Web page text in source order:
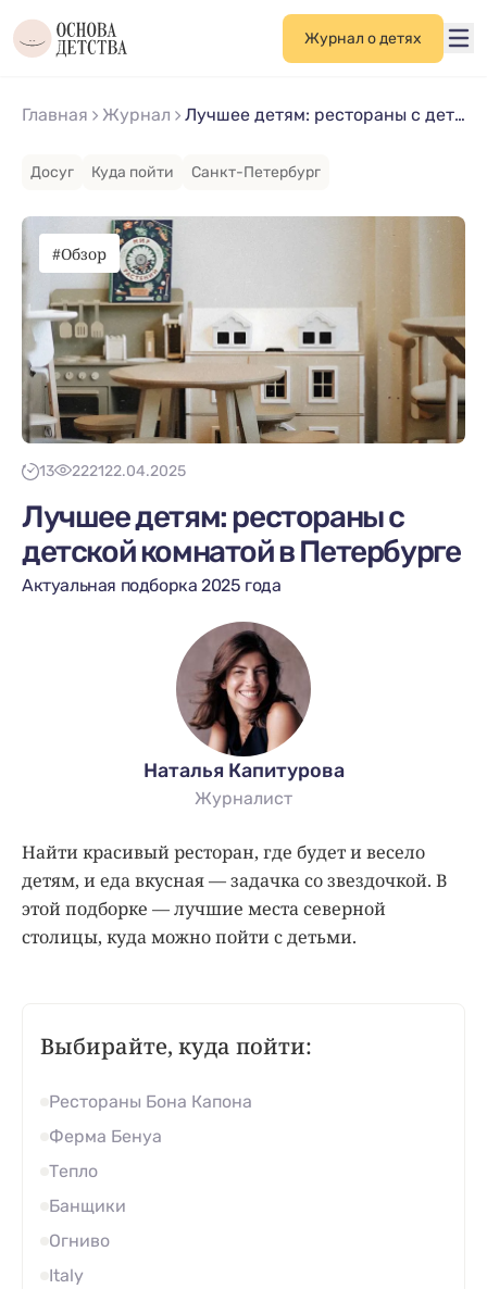
Журнал о детях
Главная Журнал Лучшее детям: рестораны с детской комнатой в Петербурге
Досуг Куда пойти Санкт-Петербург
#Обзор
13 222122.04.2025
Лучшее детям: рестораны с
детской комнатой в Петербурге
Актуальная подборка 2025 года
Наталья Капитурова
Журналист
Найти красивый ресторан, где будет и весело
детям, и еда вкусная — задачка со звездочкой. В
этой подборке — лучшие места северной
столицы, куда можно пойти с детьми.
Выбирайте, куда пойти:
Рестораны Бона Капона
Ферма Бенуа
Тепло
Банщики
Огниво
Italy